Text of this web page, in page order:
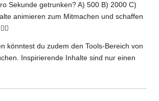
Sekunde getrunken? A) 500 B) 2000 C)
animieren zum Mitmachen und schaffen
könntest du zudem den Tools-Bereich von
Inspirierende Inhalte sind nur einen